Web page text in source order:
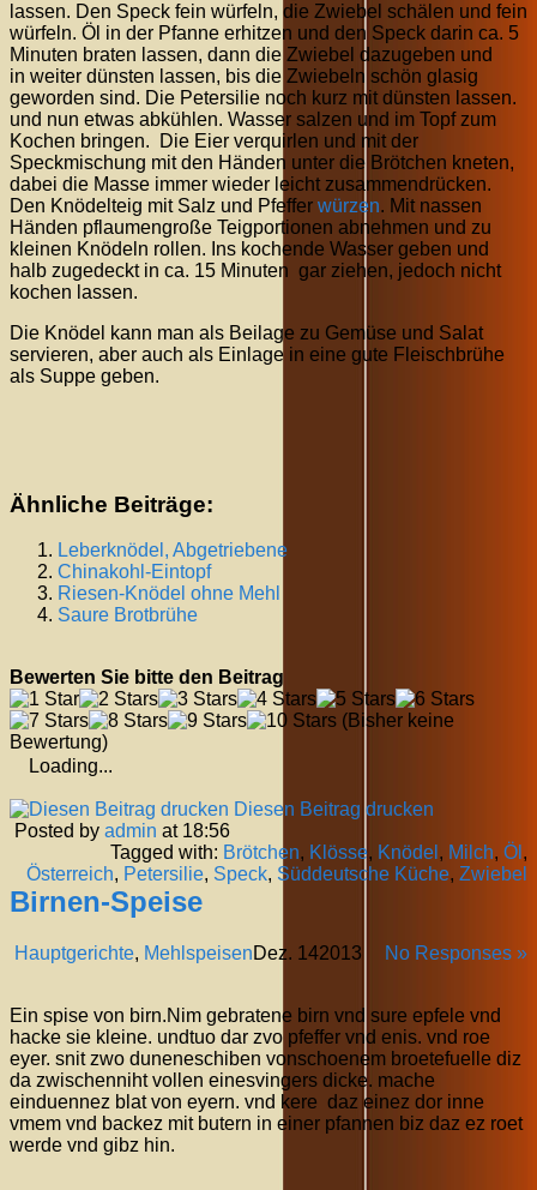
lassen. Den Speck fein würfeln, die Zwiebel schälen und fein
würfeln. Öl in der Pfanne erhitzen und den Speck darin ca. 5
Minuten braten lassen, dann die Zwiebel dazugeben und
in weiter dünsten lassen, bis die Zwiebeln schön glasig
geworden sind. Die Petersilie noch kurz mit dünsten lassen.
und nun etwas abkühlen. Wasser salzen und im Topf zum
Kochen bringen. Die Eier verquirlen und mit der
Speckmischung mit den Händen unter die Brötchen kneten,
dabei die Masse immer wieder leicht zusammendrücken.
Den Knödelteig mit Salz und Pfeffer würzen. Mit nassen
Händen pflaumengroße Teigportionen abnehmen und zu
kleinen Knödeln rollen. Ins kochende Wasser geben und
halb zugedeckt in ca. 15 Minuten gar ziehen, jedoch nicht
kochen lassen.
Die Knödel kann man als Beilage zu Gemüse und Salat
servieren, aber auch als Einlage in eine gute Fleischbrühe
als Suppe geben.
Ähnliche Beiträge:
Leberknödel, Abgetriebene
Chinakohl-Eintopf
Riesen-Knödel ohne Mehl
Saure Brotbrühe
Bewerten Sie bitte den Beitrag
(Bisher keine
Bewertung)
Loading...
Diesen Beitrag drucken
Posted by admin at 18:56
Tagged with: Brötchen, Klösse, Knödel , Milch, Öl ,
Österreich, Petersilie, Speck, Süddeutsche Küche, Zwiebel
Birnen-Speise
Hauptgerichte, Mehlspeisen No Responses »
Dez. 142013
Ein spise von birn.Nim gebratene birn vnd sure epfele vnd
hacke sie kleine. undtuo dar zvo pfeffer vnd enis. vnd roe
eyer. snit zwo duneneschiben vonschoenem broetefuelle diz
da zwischenniht vollen einesvingers dicke. mache
einduennez blat von eyern. vnd kere daz einez dor inne
vmem vnd backez mit butern in einer pfannen biz daz ez roet
werde vnd gibz hin.